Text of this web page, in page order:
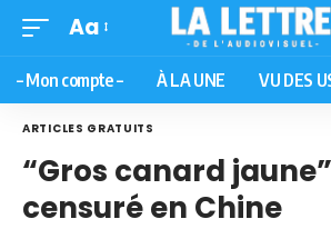
Aa
– Mon compte – À LA UNE VU DES
ARTICLES GRATUITS
“Gros canard
censuré en Chine